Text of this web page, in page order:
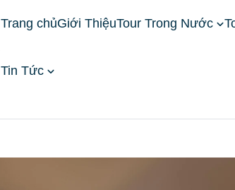
Trang chủGiới ThiệuTour Trong Nước
Tin Tức
Đặt Phòng Khách Sạn